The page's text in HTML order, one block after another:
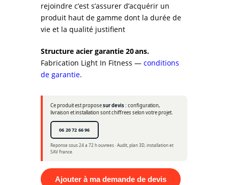
rejoindre c’est s’assurer d’acquérir un
produit haut de gamme dont la durée de
vie et la qualité justifient
Structure acier garantie 20 ans.
Fabrication Light In Fitness — conditions
de garantie.
Ce produit est proposesur devis: configuration,
livraison et installation sont chiffrees selon votre projet.
06 20 72 66 96
Reponse sous 24 a 72 h ouvrees · Audit, plan 3D, installation et
SAV France.
Ajouter à ma demande de devis